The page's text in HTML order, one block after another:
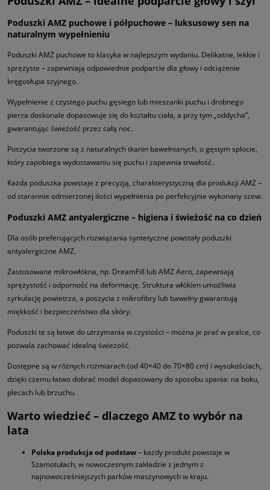
Poduszki AMZ puchowe i półpuchowe – luksusowy sen na
naturalnym wypełnieniu
Poduszki AMZ puchowe to klasyka w najlepszym wydaniu. Delikatne, lekkie i
sprężyste – zapewniają odpowiednie podparcie dla głowy i odciążenie
kręgosłupa szyjnego.
Wypełnienie z czystego puchu gęsiego lub mieszanki puchu i drobnego
pierza doskonale dopasowuje się do kształtu ciała, a przy tym „oddycha”,
gwarantując świeżość przez całą noc.
Poszycia tworzone są z naturalnych tkanin bawełnianych, o gęstym splocie,
który zapobiega wydostawaniu się puchu i zapewnia trwałość.
Każda poduszka powstaje z precyzją, charakterystyczną dla produkcji AMZ –
od starannie odmierzonej ilości wypełnienia po perfekcyjnie wykonany szew.
Poduszki AMZ antyalergiczne – higiena i świeżość na co dzień
Dla osób preferujących rozwiązania syntetyczne powstały poduszki
antyalergiczne AMZ.
Zastosowane mikrowłókna, np. DreamFill lub AMZ Aero, zapewniają
sprężystość i odporność na deformację. Struktura włókien umożliwia
cyrkulację powietrza, a poszycia z mikrofibry lub bawełny gwarantują
miękkość i bezpieczeństwo dla skóry.
Poduszki te są łatwe do utrzymania w czystości – można je prać w pralce, co
pozwala zachować idealną świeżość.
Dostępne są w różnych rozmiarach (od 40×40 do 70×80 cm) i wysokościach,
dzięki czemu łatwo dobrać model dopasowany do sposobu spania: na boku,
plecach lub brzuchu.
Warto wiedzieć – dlaczego AMZ to wybór na
lata
Polska produkcja od podstaw– każdy produkt powstaje w
Szamotułach, w nowoczesnym zakładzie z jednym z
najnowocześniejszych parków maszynowych w kraju.